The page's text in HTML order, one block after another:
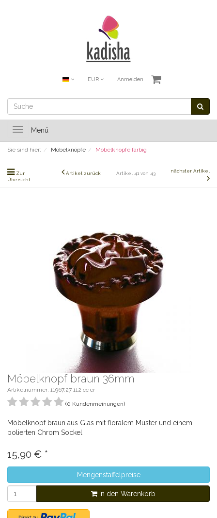
EUR Anmelden
ToggleMenü
Sie sind hier: Möbelknöpfe Möbelknöpfe farbig
Zur
Übersicht
Artikel zurück Artikel 41 von 43 nächster Artikel
Möbelknopf braun 36mm
Artikelnummer: 11967.27 112 cc cr
(0 Kundenmeinungen)
Möbelknopf braun aus Glas mit floralem Muster und einem
polierten Chrom Sockel
15,90 € *
Mengenstaffelpreise
In den Warenkorb